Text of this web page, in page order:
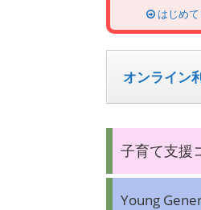
はじめ
オンライン
子育て支援
Young